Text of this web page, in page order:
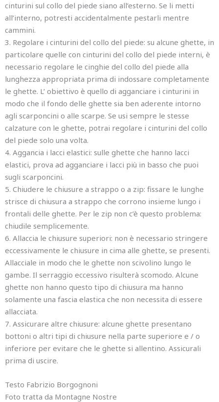
cinturini sul collo del piede siano all’esterno. Se li metti
all’interno, potresti accidentalmente pestarli mentre
cammini.
3. Regolare i cinturini del collo del piede: su alcune ghette, in
particolare quelle con cinturini del collo del piede interni, è
necessario regolare le cinghie del collo del piede alla
lunghezza appropriata prima di indossare completamente
le ghette. L’ obiettivo è quello di agganciare i cinturini in
modo che il fondo delle ghette sia ben aderente intorno
agli scarponcini o alle scarpe. Se usi sempre le stesse
calzature con le ghette, potrai regolare i cinturini del collo
del piede solo una volta.
4. Aggancia i lacci elastici: sulle ghette che hanno lacci
elastici, prova ad agganciare i lacci più in basso che puoi
sugli scarponcini.
5. Chiudere le chiusure a strappo o a zip: fissare le lunghe
strisce di chiusura a strappo che corrono insieme lungo i
frontali delle ghette. Per le zip non c’è questo problema:
chiudile semplicemente.
6. Allaccia le chiusure superiori: non è necessario stringere
eccessivamente le chiusure in cima alle ghette, se presenti.
Allacciale in modo che le ghette non scivolino lungo le
gambe. Il serraggio eccessivo risulterà scomodo. Alcune
ghette non hanno questo tipo di chiusura ma hanno
solamente una fascia elastica che non necessita di essere
allacciata.
7. Assicurare altre chiusure: alcune ghette presentano
bottoni o altri tipi di chiusure nella parte superiore e / o
inferiore per evitare che le ghette si allentino. Assicurali
prima di uscire.
Testo Fabrizio Borgognoni
Foto tratta da Montagne Nostre